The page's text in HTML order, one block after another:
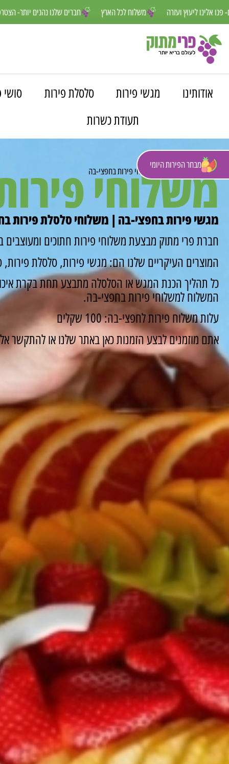
חברים שלנו משלוח לכל הארץ פה למענכם- פנו אלינו ליעוץ ועזרה
מבחר הפירות היומי
אודותינו מגשי פירות סלסלת פירות
סושי
תעודת כשרות
פרי מתוק» משלוחים»משלוחי פירות בחפצי-בה
משלוחי
מגשי פירות בחפצי-בה | משלוחי סלסלת פירות
חברת פרי מתוק מבצעת משלוחי פירות חתוכים
המוצרים העיקריים שלנו הם: מגשי פירות, סלסלת פירות,
כל תהליך הכנת המגש או הסלסלה מתבצע תחת בקרת
המשלוח למשלוחי פירות בחפצי-בה.
עלות משלוח פירות לחפצי-בה: 100 שקלים
אתם מוזמנים לבצע הזמנות כאן באתר שלנו או להתקשר אלינו